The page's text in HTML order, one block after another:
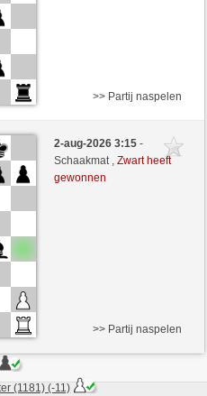
(1170) (-10)
move
>> Partij naspelen
2-aug-2026 3:15-
Schaakmat ,Zwart heeft
gewonnen
(1181) (-11)
>> Partij naspelen